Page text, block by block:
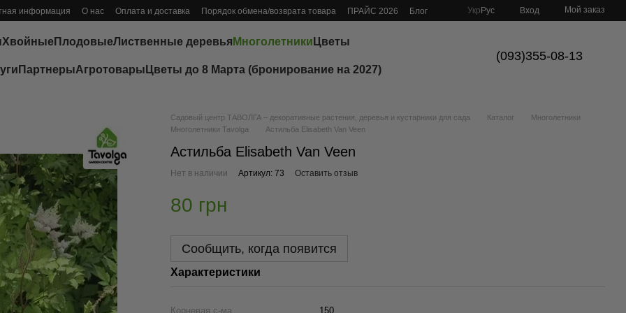
информация О нас Оплата и доставка Порядок обмена/возврата товара ПРАЙС 2026
Блог
Укр Рус Вход Мой заказ
ХвойныеПлодовыеЛиственные деревья Многолетники Цветы
ПартнерыАгротовары Цветы до 8 Марта (бронирование на 2027)
(093)355-08-13
Садовый центр ТАВОЛГА – декоративные растения, деревья и кустарники для сада Каталог
Многолетники
Многолетники Tavolga
Астильба Elisabeth Van Veen
Астильба Elisabeth Van Veen
Нет в наличии Артикул: 73 Оставить отзыв
80 грн
Сообщить, когда появится
Характеристики
Корневая с-ма
150